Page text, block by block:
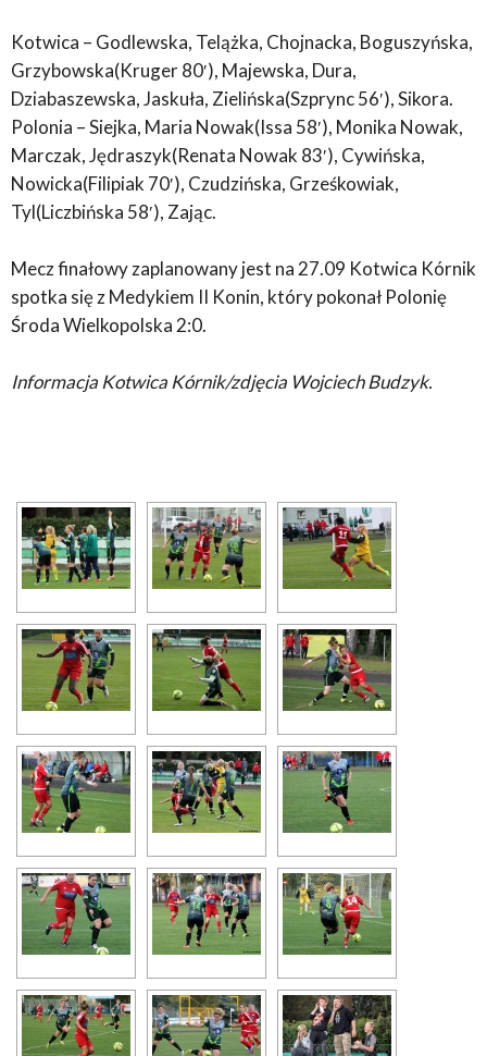
Kotwica – Godlewska, Telążka, Chojnacka, Boguszyńska,
Grzybowska(Kruger 80′), Majewska, Dura,
Dziabaszewska, Jaskuła, Zielińska(Szprync 56′), Sikora.
Polonia – Siejka, Maria Nowak(Issa 58′), Monika Nowak,
Marczak, Jędraszyk(Renata Nowak 83′), Cywińska,
Nowicka(Filipiak 70′), Czudzińska, Grześkowiak,
Tyl(Liczbińska 58′), Zając.
Mecz finałowy zaplanowany jest na 27.09 Kotwica Kórnik
spotka się z Medykiem II Konin, który pokonał Polonię
Środa Wielkopolska 2:0.
Informacja Kotwica Kórnik/zdjęcia Wojciech Budzyk.